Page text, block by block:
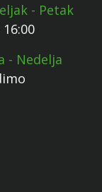
- Petak
16:00
- Nedelja